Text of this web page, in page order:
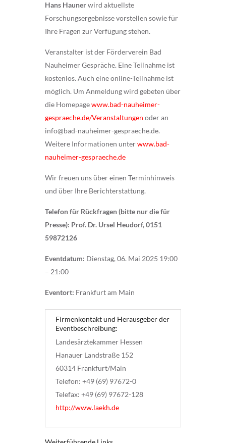
Hans Haunerwird aktuellste
Forschungsergebnisse vorstellen sowie für
Ihre Fragen zur Verfügung stehen.
Veranstalter ist der Förderverein Bad
Nauheimer Gespräche. Eine Teilnahme ist
kostenlos. Auch eine online-Teilnahme ist
möglich. Um Anmeldung wird gebeten über
die Homepagewww.bad-nauheimer-
gespraeche.de/Veranstaltungen oder an
info@bad-nauheimer-gespraeche.de.
Weitere Informationen unterwww.bad-
nauheimer-gespraeche.de
Wir freuen uns über einen Terminhinweis
und über Ihre Berichterstattung.
Telefon für Rückfragen (bitte nur die für
Presse): Prof. Dr. Ursel Heudorf, 0151
59872126
Eventdatum: Dienstag, 06. Mai 2025 19:00
– 21:00
Eventort: Frankfurt am Main
Firmenkontakt und Herausgeber der
Eventbeschreibung:
Landesärztekammer Hessen
Hanauer Landstraße 152
60314 Frankfurt/Main
Telefon: +49 (69) 97672-0
Telefax: +49 (69) 97672-128
http://www.laekh.de